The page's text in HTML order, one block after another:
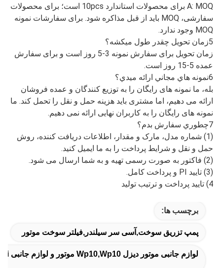
A: MOQ برای محصولات استاندارد 10pcs است؛ برای محصولات
سفارشی، MOQ باید از قبل مذاکره شود. برای سفارشات نمونه
MOQ وجود ندارد.
5زمان تحویل چقدر طول میکشه؟
زمان تحویل برای سفارش نمونه 3-5 روز است و برای سفارش
عمده 5-15 روز است.
6نمونه هاي مجاني ارائه ميدي؟
بله، ما نمونه های رایگان را به توزیع کنندگان و عمده فروشان
ارائه می دهیم، اما مشتری باید هزینه حمل و نقل را تحمل کند. ما
نمونه های رایگان را به کاربران نهایی ارائه نمی دهیم.
7چطوري سفارش بدم؟
(1) شماره مدل، مارک و مقدار، اطلاعات دریافت کننده، روش
حمل و نقل و شرایط پرداخت را به ما ایمیل کنید.
(2) فاکتور به صورت رسمی تهیه و به شما ارسال می شود.
(3) تایید PI و پرداخت کامل.
4) تایید پرداخت و ترتیب تولید
برچسب ها:
پمپ تزریق سوخت,آسی سر سیلندر,فیلتر سوخت موتور
لوازم جانبی موتور دیزل Wp10,wp10 موتور و لوازم جانبی Weichai